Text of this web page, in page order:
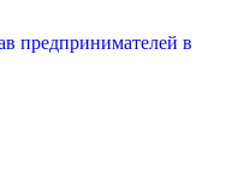
предпринимателей в